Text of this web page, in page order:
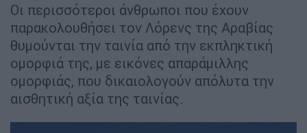
Οι περισσότεροι άνθρωποι που έχουν
παρακολουθήσει τον Λόρενς της Αραβίας
θυμούνται την ταινία από την εκπληκτική
ομορφιά της, με εικόνες απαράμιλλης
ομορφιάς, που δικαιολογούν απόλυτα την
αισθητική αξία της ταινίας.